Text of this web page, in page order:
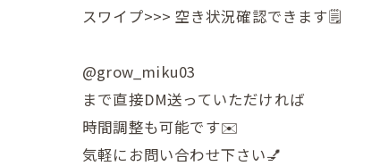
スワイプ>>> 空き状況確認できます🗒
@grow_miku03
まで直接DM送っていただければ
時間調整も可能です✉️
気軽にお問い合わせ下さい💅